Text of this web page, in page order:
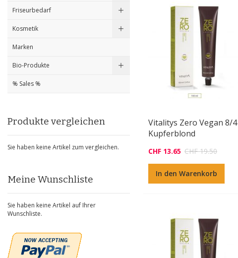
Vitalitys Zero Vegan 8/4
Kupferblond
CHF 13.65 CHF 19.50
In den Warenkorb
Friseurbedarf
Kosmetik
Marken
Bio-Produkte
% Sales %
Produkte vergleichen
Sie haben keine Artikel zum vergleichen.
Meine Wunschliste
Sie haben keine Artikel auf Ihrer
Wunschliste.